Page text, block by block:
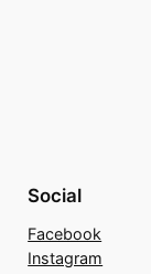
Social
Facebook
Instagram